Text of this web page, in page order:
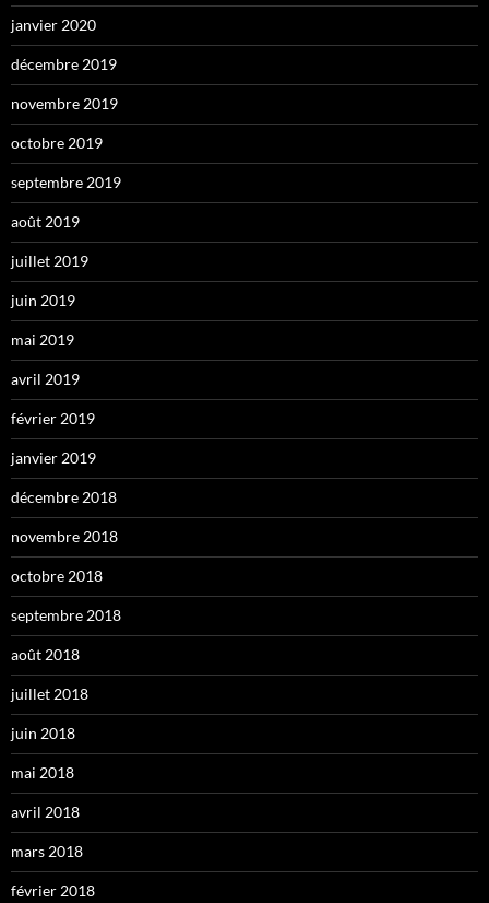
janvier 2020
décembre 2019
novembre 2019
octobre 2019
septembre 2019
août 2019
juillet 2019
juin 2019
mai 2019
avril 2019
février 2019
janvier 2019
décembre 2018
novembre 2018
octobre 2018
septembre 2018
août 2018
juillet 2018
juin 2018
mai 2018
avril 2018
mars 2018
février 2018